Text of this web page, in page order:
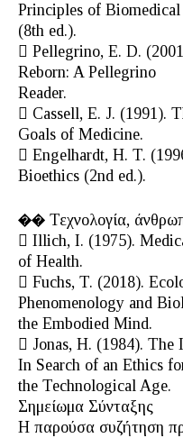
Principles of
(8th ed.).
 Pellegrino, E. D.
Reborn: A Pellegrino
Reader.
 Cassell, E. J. (1991).
Goals of Medicine.
 Engelhardt, H. T.
Bioethics (2nd ed.).
�� Τεχνολογία,
 Illich, I. (1975).
of Health.
 Fuchs, T. (2018).
Phenomenology and
the Embodied Mind.
 Jonas, H. (1984).
In Search of an Ethics
the Technological Age.
Σημείωμα Σύνταξης
Η παρούσα συζήτηση